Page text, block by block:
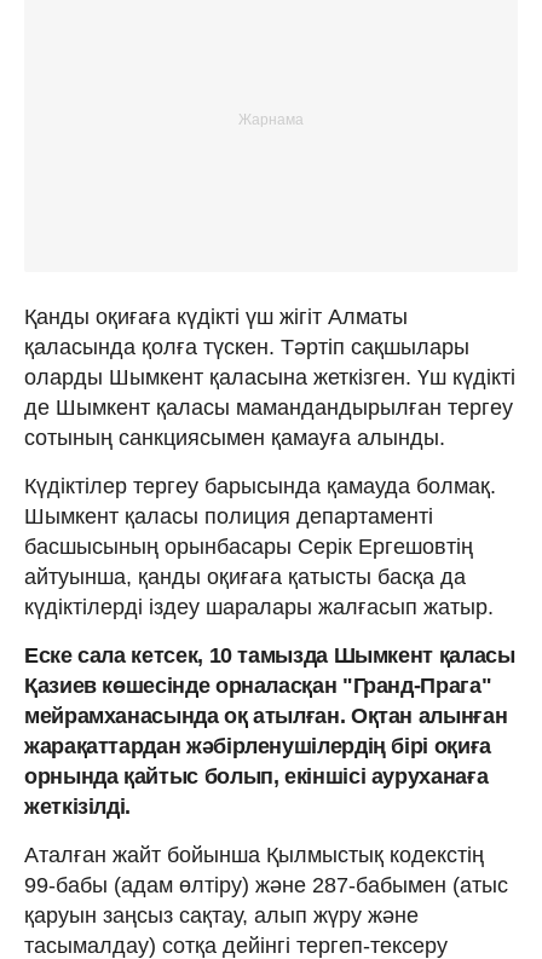
Қанды оқиғаға күдікті үш жігіт Алматы
қаласында қолға түскен. Тәртіп сақшылары
оларды Шымкент қаласына жеткізген. Үш күдікті
де Шымкент қаласы мамандандырылған тергеу
сотының санкциясымен қамауға алынды.
Күдіктілер тергеу барысында қамауда болмақ.
Шымкент қаласы полиция департаменті
басшысының орынбасары Серік Ергешовтің
айтуынша, қанды оқиғаға қатысты басқа да
күдіктілерді іздеу шаралары жалғасып жатыр.
Еске сала кетсек, 10 тамызда Шымкент қаласы
Қазиев көшесінде орналасқан "Гранд-Прага"
мейрамханасында оқ атылған. Оқтан алынған
жарақаттардан жәбірленушілердің бірі оқиға
орнында қайтыс болып, екіншісі ауруханаға
жеткізілді.
Аталған жайт бойынша Қылмыстық кодекстің
99-бабы (адам өлтіру) және 287-бабымен (атыс
қаруын заңсыз сақтау, алып жүру және
тасымалдау) сотқа дейінгі тергеп-тексеру